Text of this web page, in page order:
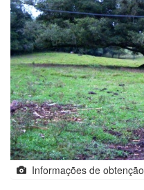
Informações de obtenção